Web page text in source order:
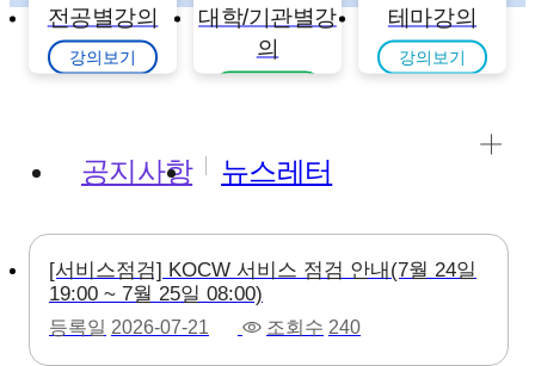
전공별강의
강의보기
대학/기관별강
의
테마강의
강의보기
공지사항 뉴스레터
[서비스점검] KOCW 서비스 점검 안내(7월 24일
19:00 ~ 7월 25일 08:00)
등록일 2026-07-21 조회수 240